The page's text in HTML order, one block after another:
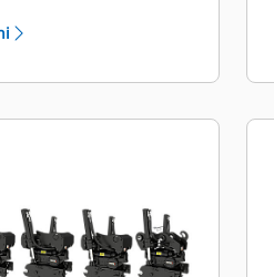
essere
GS520,
la tecnologia
del cilindro di